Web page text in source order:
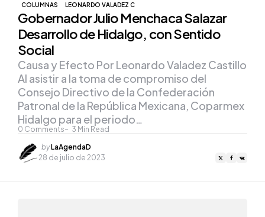
COLUMNAS LEONARDO VALADEZ C
Gobernador Julio Menchaca Salazar
Desarrollo de Hidalgo, con Sentido
Social
0 Comments 3 Min Read
Causa y Efecto Por Leonardo Valadez Castillo
Al asistir a la toma de compromiso del
Consejo Directivo de la Confederación
Patronal de la República Mexicana, Coparmex
Hidalgo para el periodo…
Posted
by
byLaAgendaD
28 de julio de 2023